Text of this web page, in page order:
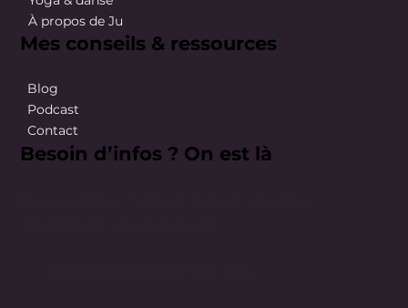
À propos de Ju
Mes conseils & ressources
Blog
Podcast
Contact
Besoin d’infos ? On est là